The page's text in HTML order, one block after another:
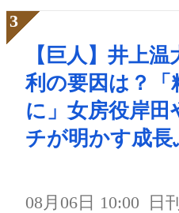
【巨人】井上
利の要因は？「
に」女房役岸田
チが明かす成長
08月06日 10:00 日